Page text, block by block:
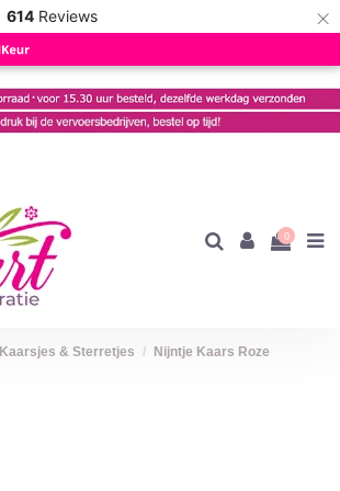
614 Reviews ×
0
Kaarsjes & Sterretjes
Nijntje Kaars Roze